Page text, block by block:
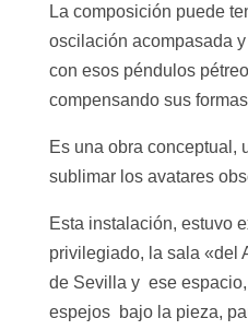
La composición puede
oscilación acompasada
con esos péndulos
compensando sus
Es una obra conceptual,
sublimar los avatares
Esta instalación, estuvo
privilegiado, la sala «del
de Sevilla y ese
espejos bajo la pieza,